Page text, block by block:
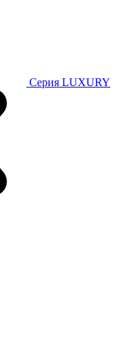
Серия LUXURY